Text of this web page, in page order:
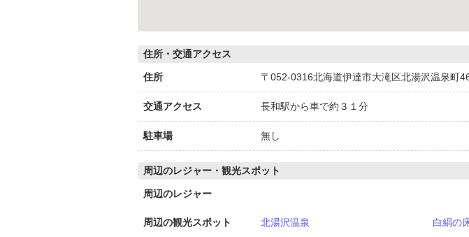
住所・交通アクセス
住所 〒052-0316北海道伊達市大滝区北湯沢温泉
交通アクセス 長和駅から車で約３１分
駐車場 無し
周辺のレジャー・観光スポット
周辺のレジャー
周辺の観光スポット 北湯沢温泉 白絹の